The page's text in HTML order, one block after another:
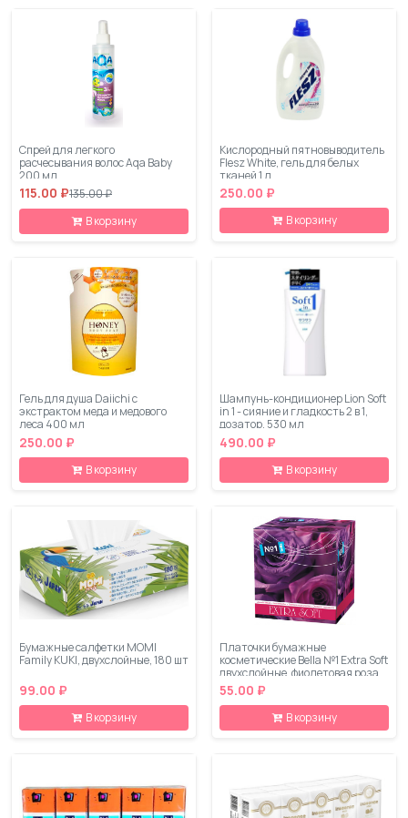
Cпрей для легкого
расчесывания волос Aqa Baby
200 мл
115.00 ₽135.00 ₽
В корзину
Кислородный пятновыводитель
Flesz White, гель для белых
тканей 1 л
250.00 ₽
В корзину
Гель для душа Daiichi с
экстрактом меда и медового
леса 400 мл
250.00 ₽
В корзину
Шампунь-кондиционер Lion Soft
in 1 - сияние и гладкость 2 в 1,
дозатор, 530 мл
490.00 ₽
В корзину
Бумажные салфетки MOMI
Family KUKI, двухслойные, 180 шт
99.00 ₽
В корзину
Платочки бумажные
косметические Bella №1 Extra Soft
двухслойные, фиолетовая роза,
80 шт
55.00 ₽
В корзину